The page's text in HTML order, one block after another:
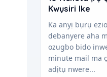
Kwụsiri Ike
Ka anyị bụrụ
debanyere aha
ozugbo bido
minute mail ma
adịtụ nwere...